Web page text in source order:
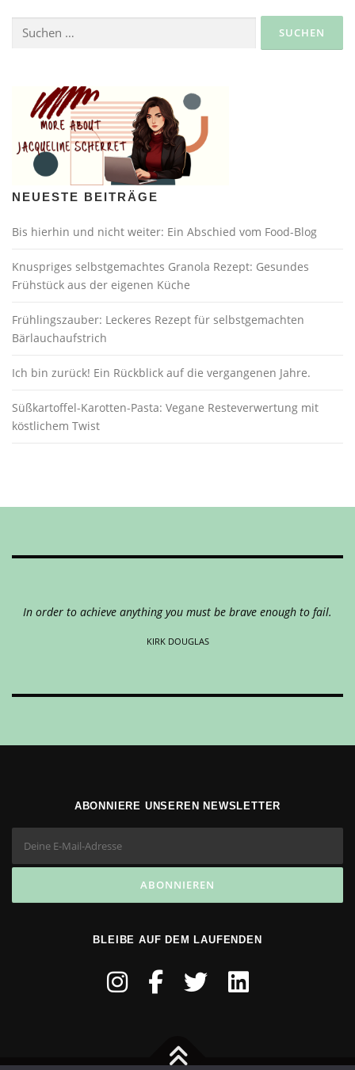
nach:
NEUESTE BEITRÄGE
Bis hierhin und nicht weiter: Ein Abschied vom Food-Blog
Knuspriges selbstgemachtes Granola Rezept: Gesundes
Frühstück aus der eigenen Küche
Frühlingszauber: Leckeres Rezept für selbstgemachten
Bärlauchaufstrich
Ich bin zurück! Ein Rückblick auf die vergangenen Jahre.
Süßkartoffel-Karotten-Pasta: Vegane Resteverwertung mit
köstlichem Twist
In order to achieve anything you must be brave enough to fail.
KIRK DOUGLAS
ABONNIERE UNSEREN NEWSLETTER
BLEIBE AUF DEM LAUFENDEN